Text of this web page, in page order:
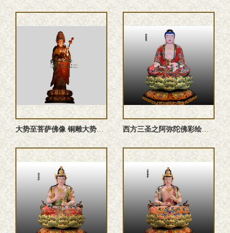
大势至菩萨佛像 铜雕大势至菩萨塑像 大势至菩萨铜佛像 大势至 ... 西方三圣之阿弥陀佛彩绘佛像定做